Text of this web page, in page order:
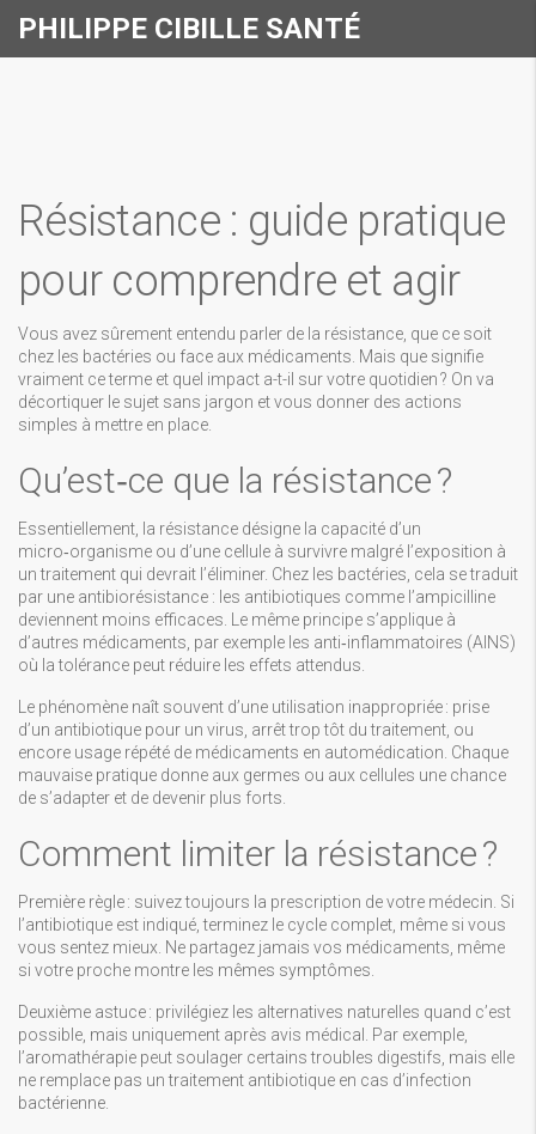
PHILIPPE CIBILLE SANTÉ
Résistance : guide pratique
pour comprendre et agir
Vous avez sûrement entendu parler de la résistance, que ce soit
chez les bactéries ou face aux médicaments. Mais que signifie
vraiment ce terme et quel impact a-t-il sur votre quotidien ? On va
décortiquer le sujet sans jargon et vous donner des actions
simples à mettre en place.
Qu’est‑ce que la résistance ?
Essentiellement, la résistance désigne la capacité d’un
micro‑organisme ou d’une cellule à survivre malgré l’exposition à
un traitement qui devrait l’éliminer. Chez les bactéries, cela se traduit
par une antibiorésistance : les antibiotiques comme l’ampicilline
deviennent moins efficaces. Le même principe s’applique à
d’autres médicaments, par exemple les anti‑inflammatoires (AINS)
où la tolérance peut réduire les effets attendus.
Le phénomène naît souvent d’une utilisation inappropriée : prise
d’un antibiotique pour un virus, arrêt trop tôt du traitement, ou
encore usage répété de médicaments en automédication. Chaque
mauvaise pratique donne aux germes ou aux cellules une chance
de s’adapter et de devenir plus forts.
Comment limiter la résistance ?
Première règle : suivez toujours la prescription de votre médecin. Si
l’antibiotique est indiqué, terminez le cycle complet, même si vous
vous sentez mieux. Ne partagez jamais vos médicaments, même
si votre proche montre les mêmes symptômes.
Deuxième astuce : privilégiez les alternatives naturelles quand c’est
possible, mais uniquement après avis médical. Par exemple,
l’aromathérapie peut soulager certains troubles digestifs, mais elle
ne remplace pas un traitement antibiotique en cas d’infection
bactérienne.